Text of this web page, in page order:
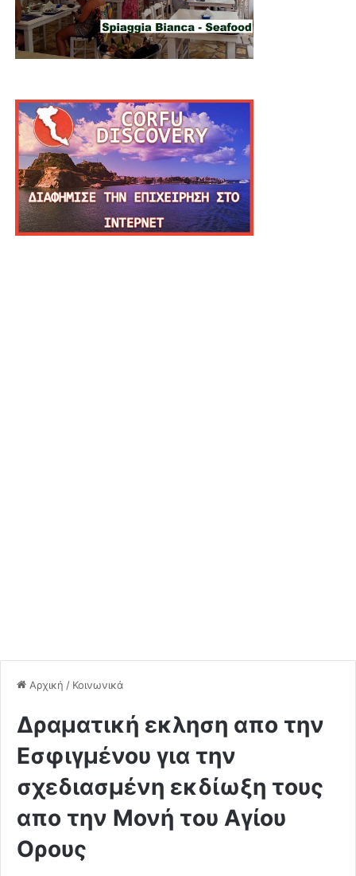
Αρχική / Κοινωνικά
Δραματική εκληση απο την
Εσφιγμένου για την
σχεδιασμένη εκδίωξη τους
απο την Μονή του Αγίου
Ορους